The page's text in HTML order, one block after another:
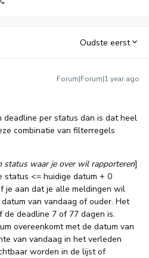
Oudste eerst
Forum|Forum|1 year ago
deadline per status dan is dat heel
combinatie van filterregels
status waar je over wil rapporteren]
status <= huidige datum + 0
je aan dat je alle meldingen wil
van vandaag of ouder. Het
deadline 7 of 77 dagen is.
overeenkomt met de datum van
van vandaag in het verleden
worden in de lijst of